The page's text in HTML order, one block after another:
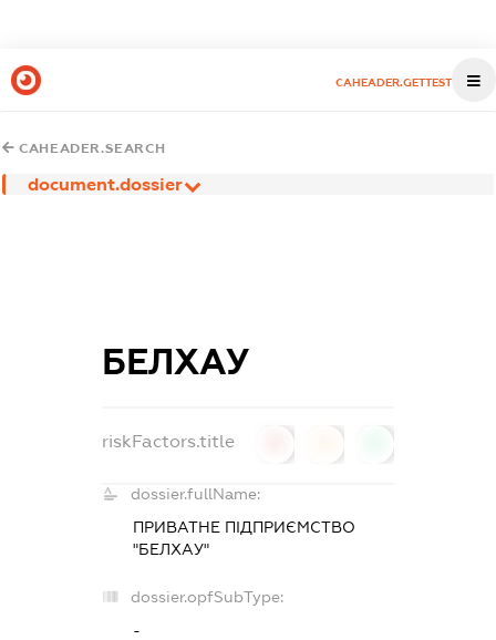
CAHEADER.GETTEST
CAHEADER.SEARCH
document.dossier
БЕЛХАУ
riskFactors.title
dossier.fullName:
ПРИВАТНЕ ПІДПРИЄМСТВО
"БЕЛХАУ"
dossier.opfSubType:
-